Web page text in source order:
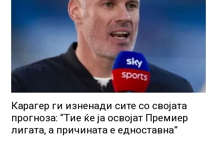
Карагер ги изненади сите со својата
прогноза: “Тие ќе ја освојат Премиер
лигата, а причината е едноставна”